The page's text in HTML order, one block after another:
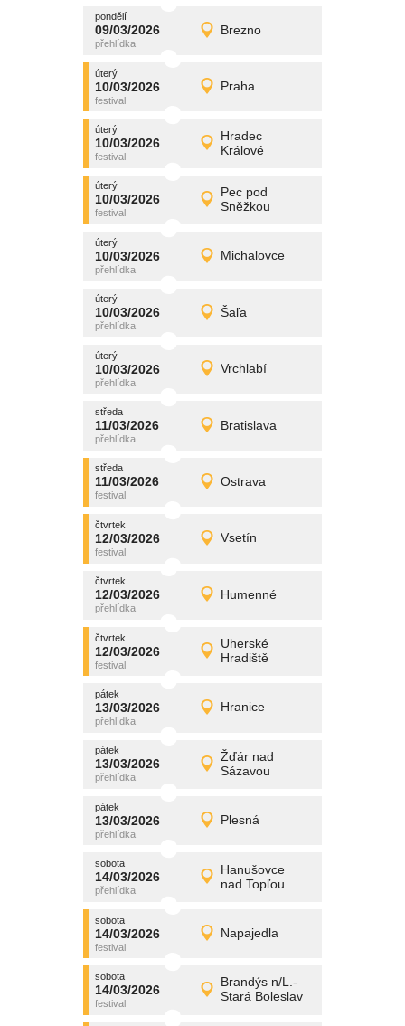
pondělí
09/03/2026 Brezno
pondělí
09/03/2026 Detail
promítání
úterý
10/03/2026 Praha
úterý
10/03/2026 Detail
promítání
úterý
10/03/2026
Hradec
Králové
úterý
10/03/2026 Detail
promítání
úterý
10/03/2026
Pec pod
Sněžkou
úterý
10/03/2026 Detail
promítání
úterý
10/03/2026 Michalovce
úterý
10/03/2026 Detail
promítání
úterý
10/03/2026 Šaľa
úterý
10/03/2026 Detail
promítání
úterý
10/03/2026 Vrchlabí
úterý
10/03/2026 Detail
promítání
středa
11/03/2026 Bratislava
středa
11/03/2026 Detail
promítání
středa
11/03/2026 Ostrava
středa
11/03/2026 Detail
promítání
čtvrtek
12/03/2026 Vsetín
čtvrtek
12/03/2026 Detail
promítání
čtvrtek
12/03/2026 Humenné
čtvrtek
12/03/2026 Detail
promítání
čtvrtek
12/03/2026
Uherské
Hradiště
čtvrtek
12/03/2026 Detail
promítání
pátek
13/03/2026 Hranice
pátek
13/03/2026 Detail
promítání
pátek
13/03/2026
Žďár nad
Sázavou
pátek
13/03/2026 Detail
promítání
pátek
13/03/2026 Plesná
pátek
13/03/2026 Detail
promítání
sobota
14/03/2026
Hanušovce
nad Topľou
sobota
14/03/2026 Detail
promítání
sobota
14/03/2026 Napajedla
sobota
14/03/2026 Detail
promítání
sobota
14/03/2026
Brandýs n/L.-
Stará Boleslav
sobota
14/03/2026 Detail
promítání